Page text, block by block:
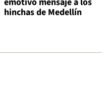
hinchas de Medellín